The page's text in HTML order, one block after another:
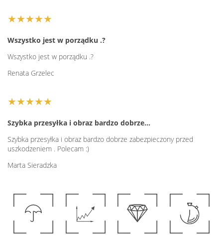
★★★★★
Wszystko jest w porządku .?
Wszystko jest w porządku .?
Renata Grzelec
★★★★★
Szybka przesyłka i obraz bardzo dobrze…
Szybka przesyłka i obraz bardzo dobrze zabezpieczony przed
uszkodzeniem . Polecam :)
Marta Sieradzka